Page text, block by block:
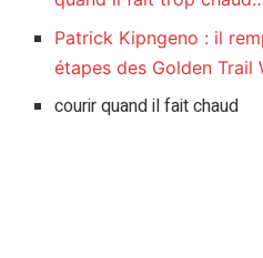
Patrick Kipngeno : il
étapes des Golden Trail
courir quand il fait chaud